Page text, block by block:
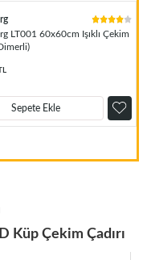
LT001 60x60cm Işıklı Çekim
Sepete Ekle
Küp Çekim Çadırı